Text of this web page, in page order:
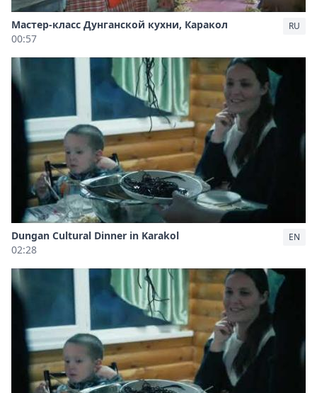
Мастер-класс Дунганской кухни, Каракол
00:57
RU
Dungan Cultural Dinner in Karakol
02:28
EN